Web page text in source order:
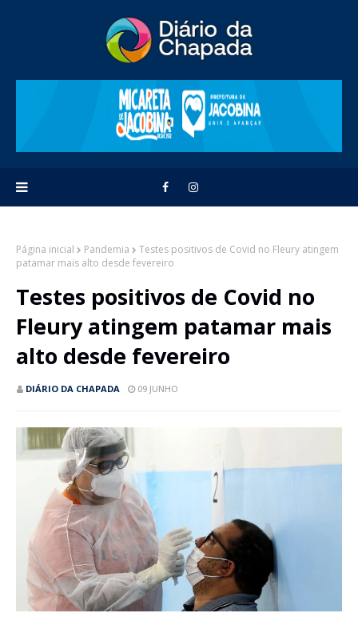
Página inicial Pandemia
Testes positivos de Covid no Fleury atingem
patamar mais alto desde fevereiro
Testes positivos de Covid no
Fleury atingem patamar mais
alto desde fevereiro
DIÁRIO DA CHAPADA 09 JUNHO